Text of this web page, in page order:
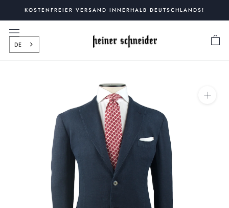
springen
KOSTENFREIER VERSAND INNERHALB DEUTSCHLANDS!
DE